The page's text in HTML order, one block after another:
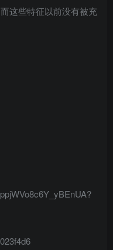
这些特征以前没有被充